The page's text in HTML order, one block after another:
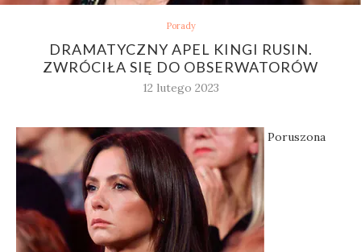
Porady
DRAMATYCZNY APEL KINGI RUSIN.
ZWRÓCIŁA SIĘ DO OBSERWATORÓW
12 lutego 2023
Poruszona